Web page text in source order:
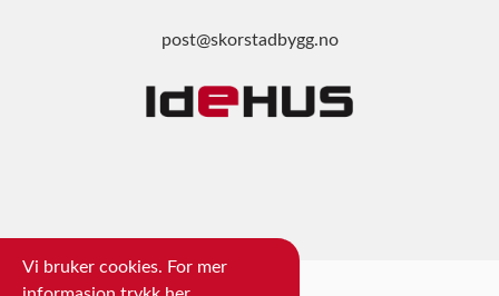
post@skorstadbygg.no
Vi bruker cookies. For mer